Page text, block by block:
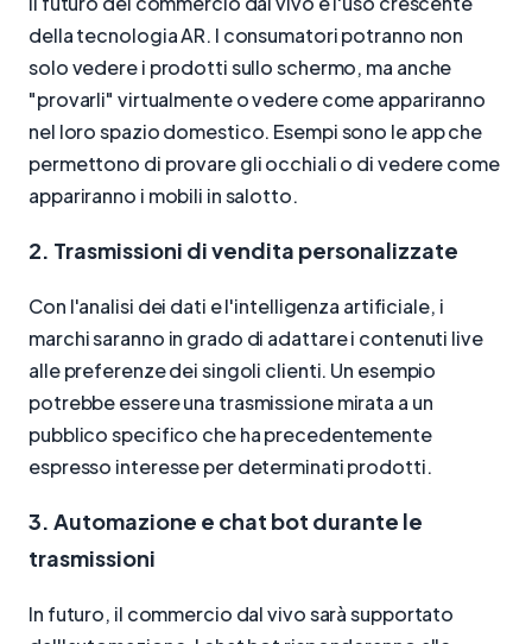
della tecnologia AR. I consumatori potranno non
solo vedere i prodotti sullo schermo, ma anche
"provarli" virtualmente o vedere come appariranno
nel loro spazio domestico. Esempi sono le app che
permettono di provare gli occhiali o di vedere come
appariranno i mobili in salotto.
2. Trasmissioni di vendita personalizzate
Con l'analisi dei dati e l'intelligenza artificiale, i
marchi saranno in grado di adattare i contenuti live
alle preferenze dei singoli clienti. Un esempio
potrebbe essere una trasmissione mirata a un
pubblico specifico che ha precedentemente
espresso interesse per determinati prodotti.
3. Automazione e chat bot durante le
trasmissioni
In futuro, il commercio dal vivo sarà supportato